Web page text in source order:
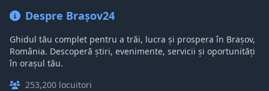
Despre Brașov24
Ghidul tău complet pentru a trăi, lucra și prospera în Brașov,
România. Descoperă știri, evenimente, servicii și oportunități
în orașul tău.
253,200 locuitori